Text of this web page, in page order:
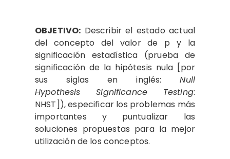
OBJETIVO: Describir el estado actual
del concepto del valor de p y la
significación estadística (prueba de
significación de la hipótesis nula [por
sus siglas en inglés:Null
Hypothesis Significance Testing:
NHST]), especificar los problemas más
importantes y puntualizar las
soluciones propuestas para la mejor
utilización de los conceptos.